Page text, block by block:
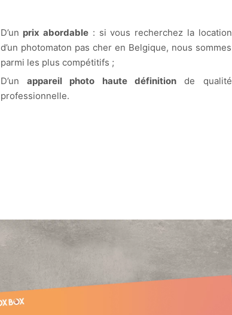
D’un prix abordable : si vous recherchez la location
d’un photomaton pas cher en Belgique, nous sommes
parmi les plus compétitifs ;
D’un appareil photo haute définitionde qualité
professionnelle.